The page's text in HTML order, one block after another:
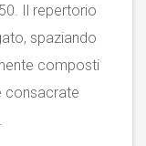
Il repertorio
spaziando
composti
consacrate